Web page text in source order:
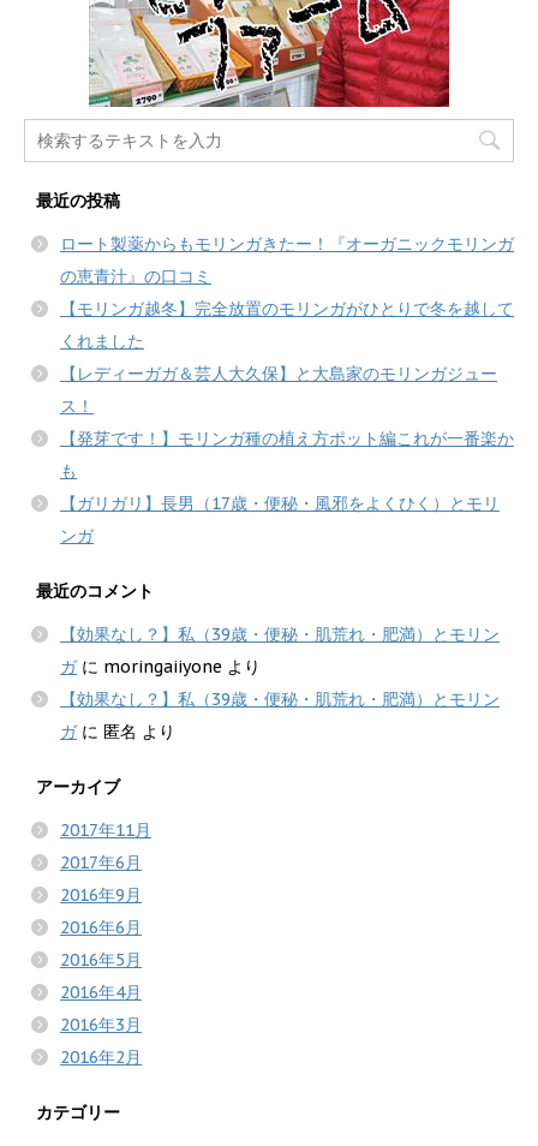
最近の投稿
ロート製薬からもモリンガきたー！『オーガニックモリンガ
の恵青汁』の口コミ
【モリンガ越冬】完全放置のモリンガがひとりで冬を越して
くれました
【レディーガガ＆芸人大久保】と大島家のモリンガジュー
ス！
【発芽です！】モリンガ種の植え方ポット編これが一番楽か
も
【ガリガリ】長男（17歳・便秘・風邪をよくひく）とモリ
ンガ
最近のコメント
【効果なし？】私（39歳・便秘・肌荒れ・肥満）とモリン
ガに moringaiiyone より
【効果なし？】私（39歳・便秘・肌荒れ・肥満）とモリン
ガに 匿名 より
アーカイブ
2017年11月
2017年6月
2016年9月
2016年6月
2016年5月
2016年4月
2016年3月
2016年2月
カテゴリー